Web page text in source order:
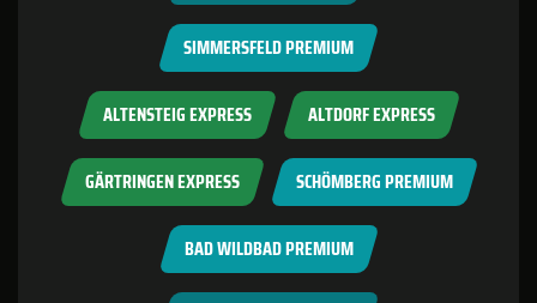
SIMMERSFELD PREMIUM
ALTENSTEIG EXPRESS ALTDORF EXPRESS
GÄRTRINGEN EXPRESS SCHÖMBERG PREMIUM
BAD WILDBAD PREMIUM